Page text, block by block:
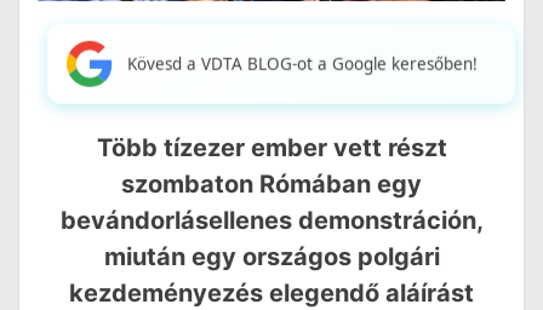
Kövesd a VDTA BLOG-ot a Google keresőben!
Több tízezer ember vett részt
szombaton Rómában egy
bevándorlásellenes demonstráción,
miután egy országos polgári
kezdeményezés elegendő aláírást